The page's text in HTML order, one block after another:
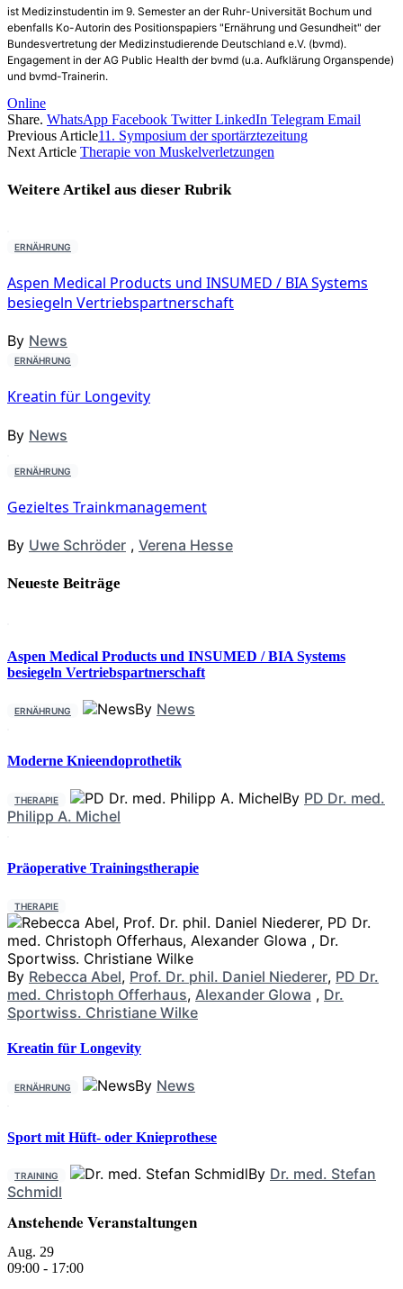
ist Medizinstudentin im 9. Semester an der Ruhr-Universität Bochum und
ebenfalls Ko-Autorin des Positionspapiers "Ernährung und Gesundheit" der
Bundesvertretung der Medizinstudierende Deutschland e.V. (bvmd).
Engagement in der AG Public Health der bvmd (u.a. Aufklärung Organspende)
und bvmd-Trainerin.
Online
Share. WhatsApp Facebook Twitter LinkedIn Telegram Email
Previous Article11. Symposium der sportärztezeitung
Next Article Therapie von Muskelverletzungen
Weitere Artikel aus dieser Rubrik
ERNÄHRUNG
Aspen Medical Products und INSUMED / BIA Systems
besiegeln Vertriebspartnerschaft
By News
ERNÄHRUNG
Kreatin für Longevity
By News
ERNÄHRUNG
Gezieltes Trainkmanagement
By Uwe Schröder , Verena Hesse
Neueste Beiträge
Aspen Medical Products und INSUMED / BIA Systems
besiegeln Vertriebspartnerschaft
ERNÄHRUNG By News
Moderne Knieendoprothetik
THERAPIE By PD Dr. med.
Philipp A. Michel
Präoperative Trainingstherapie
THERAPIE
By Rebecca Abel, Prof. Dr. phil. Daniel Niederer, PD Dr.
med. Christoph Offerhaus, Alexander Glowa , Dr.
Sportwiss. Christiane Wilke
Kreatin für Longevity
ERNÄHRUNG By News
Sport mit Hüft- oder Knieprothese
TRAINING By Dr. med. Stefan
Schmidl
Anstehende Veranstaltungen
Aug. 29
09:00 - 17:00